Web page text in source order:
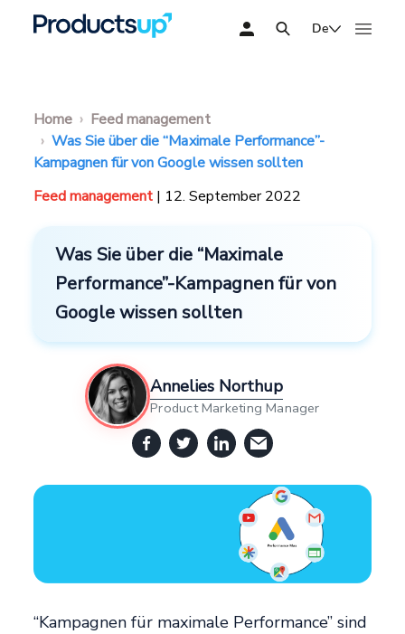
De
Home
Feed management
Was Sie über die “Maximale Performance”-
Kampagnen für von Google wissen sollten
Feed management | 12. September 2022
Was Sie über die “Maximale
Performance”-Kampagnen für von
Google wissen sollten
Annelies Northup
Product Marketing Manager
“Kampagnen für maximale Performance” sind